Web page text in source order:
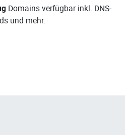
Domains verfügbar inkl. DNS-
und mehr.